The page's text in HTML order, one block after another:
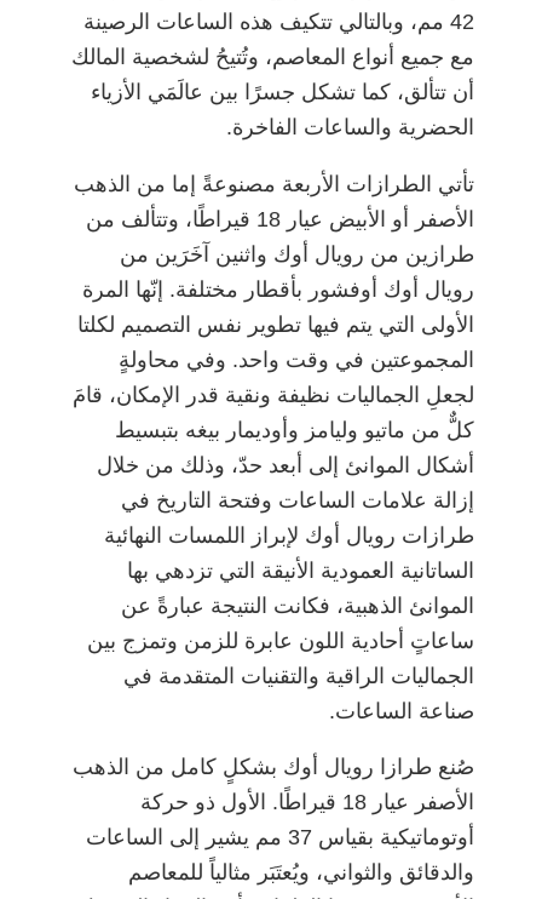
42 مم، وبالتالي تتكيف هذه الساعات الرصينة
مع جميع أنواع المعاصم، وتُتيحُ لشخصية المالك
أن تتألق، كما تشكل جسرًا بين عالَمَي الأزياء
الحضرية والساعات الفاخرة.
تأتي الطرازات الأربعة مصنوعةً إما من الذهب
الأصفر أو الأبيض عيار 18 قيراطًا، وتتألف من
طرازين من رويال أوك واثنين آخَرَين من
رويال أوك أوفشور بأقطار مختلفة. إنّها المرة
الأولى التي يتم فيها تطوير نفس التصميم لكلتا
المجموعتين في وقت واحد. وفي محاولةٍ
لجعلِ الجماليات نظيفة ونقية قدر الإمكان، قامَ
كلٌّ من ماتيو وليامز وأوديمار بيغه بتبسيط
أشكال الموانئ إلى أبعد حدّ، وذلك من خلال
إزالة علامات الساعات وفتحة التاريخ في
طرازات رويال أوك لإبراز اللمسات النهائية
الساتانية العمودية الأنيقة التي تزدهي بها
الموانئ الذهبية، فكانت النتيجة عبارةً عن
ساعاتٍ أحادية اللون عابرة للزمن وتمزج بين
الجماليات الراقية والتقنيات المتقدمة في
صناعة الساعات.
صُنع طرازا رويال أوك بشكلٍ كامل من الذهب
الأصفر عيار 18 قيراطًا. الأول ذو حركة
أوتوماتيكية بقياس 37 مم يشير إلى الساعات
والدقائق والثواني، ويُعتَبَر مثالياً للمعاصم